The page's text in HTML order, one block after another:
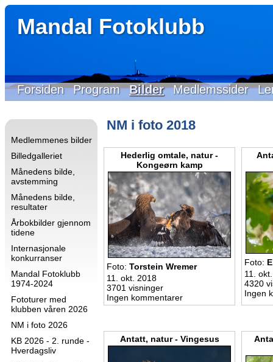
Mandal Fotoklubb
Forsiden Program Bilder Medlemssider
Medlemmenes bilder
Billedgalleriet
Månedens bilde,
avstemming
Månedens bilde,
resultater
Årbokbilder gjennom
tidene
Internasjonale
konkurranser
Mandal Fotoklubb
1974-2024
Fototurer med
klubben våren 2026
NM i foto 2026
KB 2026 - 2. runde -
Hverdagsliv
NM i foto 2018
Hederlig omtale, natur -
Kongeørn kamp
Foto: Torstein Wremer
11. okt. 2018
3701 visninger
Ingen kommentarer
Foto:
11.
4320
Ingen
Antatt, natur - Vingesus